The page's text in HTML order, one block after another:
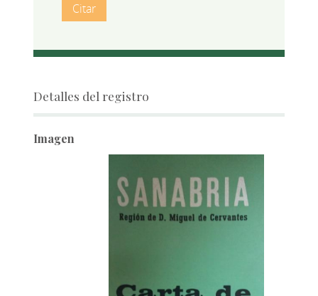
Citar
Detalles del registro
Imagen